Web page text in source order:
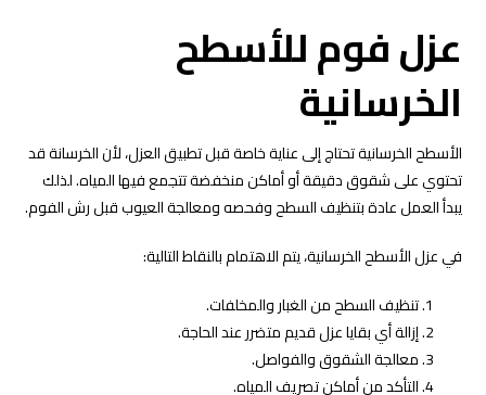
عزل فوم للأسطح
الخرسانية
الأسطح الخرسانية تحتاج إلى عناية خاصة قبل تطبيق العزل، لأن الخرسانة قد
تحتوي على شقوق دقيقة أو أماكن منخفضة تتجمع فيها المياه. لذلك
يبدأ العمل عادة بتنظيف السطح وفحصه ومعالجة العيوب قبل رش الفوم.
في عزل الأسطح الخرسانية، يتم الاهتمام بالنقاط التالية:
تنظيف السطح من الغبار والمخلفات.
إزالة أي بقايا عزل قديم متضرر عند الحاجة.
معالجة الشقوق والفواصل.
التأكد من أماكن تصريف المياه.